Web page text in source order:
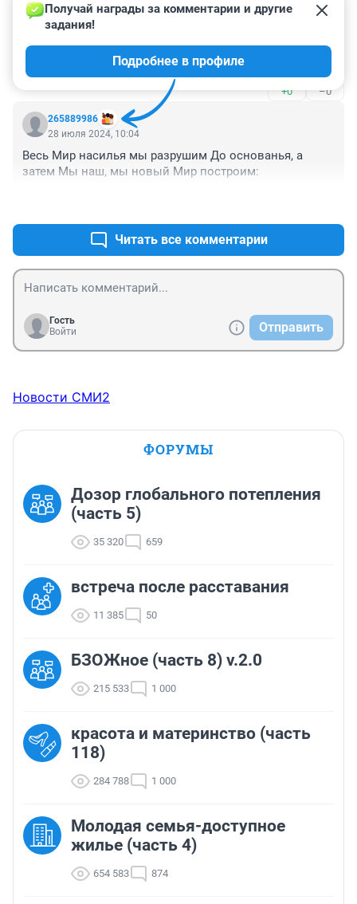
28 июля 2024, 10:50
Прилетевшая на Олимпиаду в Париж Алсу так и не
дождадась инструкций. что снимать: собор
богоматери или штаны
+0 –0
265889986
Получай награды за комментарии и другие
задания!
Подробнее в профиле
28 июля 2024, 10:04
Весь Мир насилья мы разрушим До основанья, а
затем Мы наш, мы новый Мир построим:
Читать все комментарии
Гость
Войти
Отправить
Новости СМИ2
ФОРУМЫ
Дозор глобального потепления
(часть 5)
35 320 659
встреча после расставания
11 385 50
БЗОЖное (часть 8) v.2.0
215 533 1 000
красота и материнство (часть
118)
284 788 1 000
Молодая семья-доступное
жилье (часть 4)
654 583 874